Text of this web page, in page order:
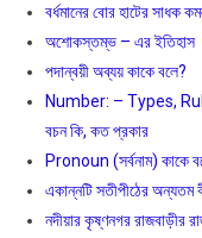
বর্ধমানের বোর হাটের সাধক
অশােকস্তম্ভ – এর ইতিহাস
পদান্বয়ী অব্যয় কাকে বলে?
Number: – Types,
বচন কি, কত প্রকার
Pronoun (সর্বনাম) কাকে
একান্নটি সতীপীঠের অন্যতম
নদীয়ার কৃষ্ণনগর রাজবাড়ীর